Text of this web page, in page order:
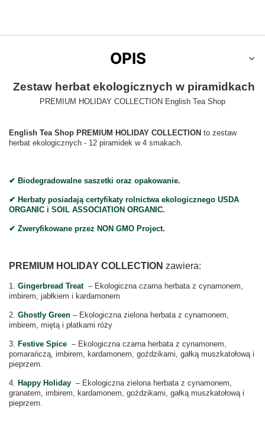
OPIS
Zestaw herbat ekologicznych w piramidkach
PREMIUM HOLIDAY COLLECTION English Tea Shop
English Tea Shop PREMIUM HOLIDAY COLLECTION to zestaw
herbat ekologicznych - 12 piramidek w 4 smakach.
✔︎ Biodegradowalne saszetki oraz opakowanie.
✔︎ Herbaty posiadają certyfikaty rolnictwa ekologicznego USDA
ORGANIC i SOIL ASSOCIATION ORGANIC.
✔︎ Zweryfikowane przez NON GMO Project.
PREMIUM HOLIDAY COLLECTION zawiera:
1. Gingerbread Treat– Ekologiczna czarna herbata z cynamonem,
imbirem, jabłkiem i kardamonem
2. Ghostly Green – Ekologiczna zielona herbata z cynamonem,
imbirem, miętą i płatkami róży
3. Festive Spice – Ekologiczna czarna herbata z cynamonem,
pomarańczą, imbirem, kardamonem, goździkami, gałką muszkatołową i
pieprzem.
4. Happy Holiday – Ekologiczna zielona herbata z cynamonem,
granatem, imbirem, kardamonem, goździkami, gałką muszkatołową i
pieprzem.